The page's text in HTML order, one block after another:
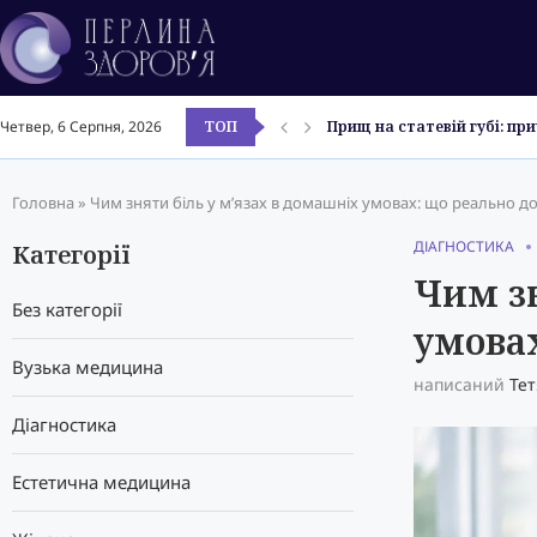
Четвер, 6 Серпня, 2026 ТОП
Прищ на статевій губі:
Гідазепам: повна
Бетаргін в ампулах і
Атоксил гель: інструкція
Прищі на голові: причини
Чи набирають вагу після
Ентерол 250: інструкція з
Смекта: інструкція з
Мазь від прищів:
Головна » Чим зняти біль у м’язах в домашніх умовах: що реально
ДІАГНОСТИКА
Чим
написаний
Категорії
Без категорії
Вузька медицина
Діагностика
Естетична медицина